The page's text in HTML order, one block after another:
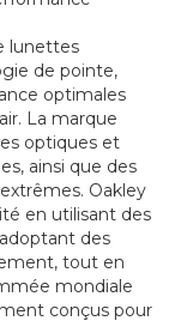
lunettes
de pointe,
optimales
La marque
optiques et
ainsi que des
Oakley
en utilisant des
des
tout en
mondiale
conçus pour